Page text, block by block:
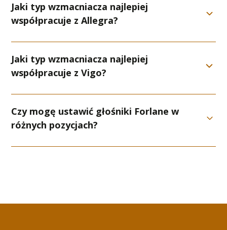
Jaki typ wzmacniacza najlepiej
współpracuje z Allegra?
Jaki typ wzmacniacza najlepiej
współpracuje z Vigo?
Czy mogę ustawić głośniki Forlane w
różnych pozycjach?